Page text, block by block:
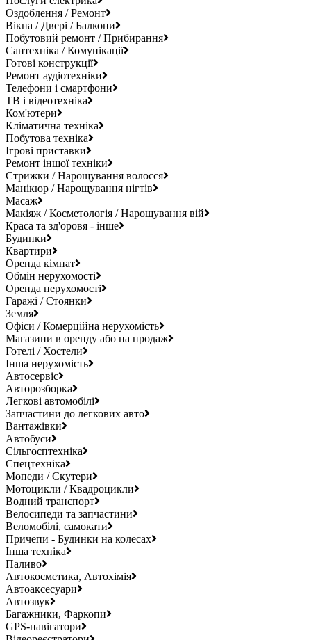
Оздоблення / Ремонт
Вікна / Двері / Балкони
Побутовий ремонт / Прибирання
Сантехніка / Комунікації
Готові конструкції
Ремонт аудіотехніки
Телефони і смартфони
ТВ і відеотехніка
Ком'ютери
Кліматична техніка
Побутова техніка
Ігрові приставки
Ремонт іншої техніки
Стрижки / Нарощування волосся
Манікюр / Нарощування нігтів
Масаж
Макіяж / Косметологія / Нарощування вій
Краса та зд'оровя - інше
Будинки
Квартири
Оренда кімнат
Обмін нерухомості
Оренда нерухомості
Гаражі / Стоянки
Земля
Офіси / Комерційна нерухомість
Магазини в оренду або на продаж
Готелі / Хостели
Інша нерухомість
Автосервіс
Авторозборка
Легкові автомобілі
Запчастини до легкових авто
Вантажівки
Автобуси
Сільгосптехніка
Спецтехніка
Мопеди / Скутери
Мотоцикли / Квадроцикли
Водний транспорт
Велосипеди та запчастини
Веломобілі, самокати
Причепи - Будинки на колесах
Інша техніка
Паливо
Автокосметика, Автохімія
Автоаксесуари
Автозвук
Багажники, Фаркопи
GPS-навігатори